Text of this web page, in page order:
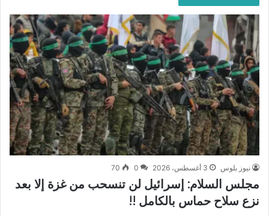
نيوز بلوس 3 أغسطس، 2026 0
70
مجلس السلام: إسرائيل لن تنسحب من غزة إلا بعد
نزع سلاح حماس بالكامل !!